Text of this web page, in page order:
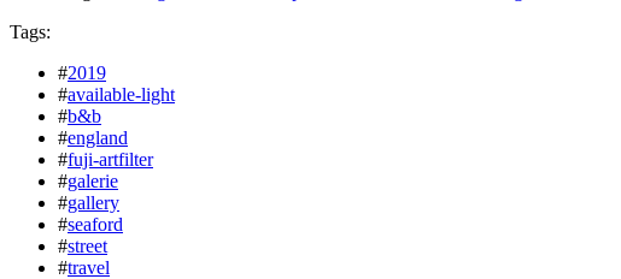
Tags:
#2019
#available-light
#b&b
#england
#fuji-artfilter
#galerie
#gallery
#seaford
#street
#travel